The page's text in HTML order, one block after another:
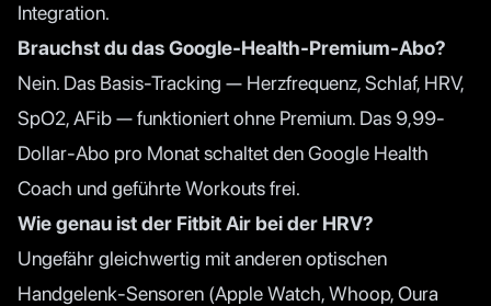
Integration.
Brauchst du das Google-Health-Premium-Abo?
Nein. Das Basis-Tracking — Herzfrequenz, Schlaf, HRV,
SpO2, AFib — funktioniert ohne Premium. Das 9,99-
Dollar-Abo pro Monat schaltet den Google Health
Coach und geführte Workouts frei.
Wie genau ist der Fitbit Air bei der HRV?
Ungefähr gleichwertig mit anderen optischen
Handgelenk-Sensoren (Apple Watch, Whoop, Oura